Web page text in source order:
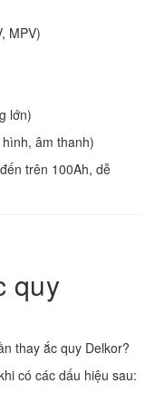
MPV)
lớn)
âm thanh)
trên 100Ah, dễ
quy
thay ắc quy Delkor?
có các dấu hiệu sau: